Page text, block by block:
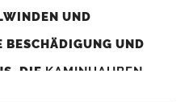
UND
BESCHÄDIGUNG UND
DIE KAMINHAUBEN